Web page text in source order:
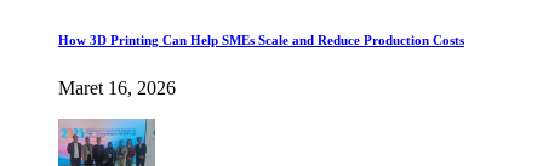
How 3D Printing Can Help SMEs Scale and Reduce Production Costs
Maret 16, 2026